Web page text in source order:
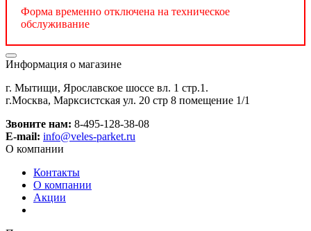
Форма временно отключена на техническое
обслуживание
Информация о магазине
г. Мытищи, Ярославское шоссе вл. 1 стр.1.
г.Москва, Марксистская ул. 20 стр 8 помещение 1/1
Звоните нам: 8-495-128-38-08
E-mail: info@veles-parket.ru
О компании
Контакты
О компании
Акции